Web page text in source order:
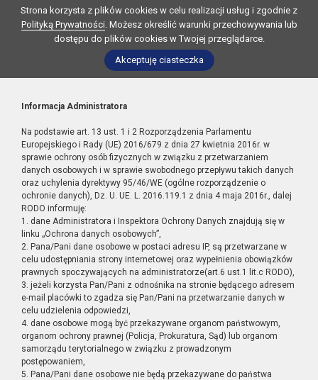
Strona korzysta z plików cookies w celu realizacji usług i zgodnie z
Polityką Prywatności. Możesz określić warunki przechowywania lub
dostępu do plików cookies w Twojej przeglądarce.
Akceptuję ciasteczka
Informacja Administratora
Na podstawie art. 13 ust. 1 i 2 Rozporządzenia Parlamentu
Europejskiego i Rady (UE) 2016/679 z dnia 27 kwietnia 2016r. w
sprawie ochrony osób fizycznych w związku z przetwarzaniem
danych osobowych i w sprawie swobodnego przepływu takich danych
oraz uchylenia dyrektywy 95/46/WE (ogólne rozporządzenie o
ochronie danych), Dz. U. UE. L. 2016.119.1 z dnia 4 maja 2016r., dalej
RODO informuję:
1. dane Administratora i Inspektora Ochrony Danych znajdują się w
linku „Ochrona danych osobowych”,
2. Pana/Pani dane osobowe w postaci adresu IP, są przetwarzane w
celu udostępniania strony internetowej oraz wypełnienia obowiązków
prawnych spoczywających na administratorze(art.6 ust.1 lit.c RODO),
3. jeżeli korzysta Pan/Pani z odnośnika na stronie będącego adresem
e-mail placówki to zgadza się Pan/Pani na przetwarzanie danych w
celu udzielenia odpowiedzi,
4. dane osobowe mogą być przekazywane organom państwowym,
organom ochrony prawnej (Policja, Prokuratura, Sąd) lub organom
samorządu terytorialnego w związku z prowadzonym
postępowaniem,
5. Pana/Pani dane osobowe nie będą przekazywane do państwa